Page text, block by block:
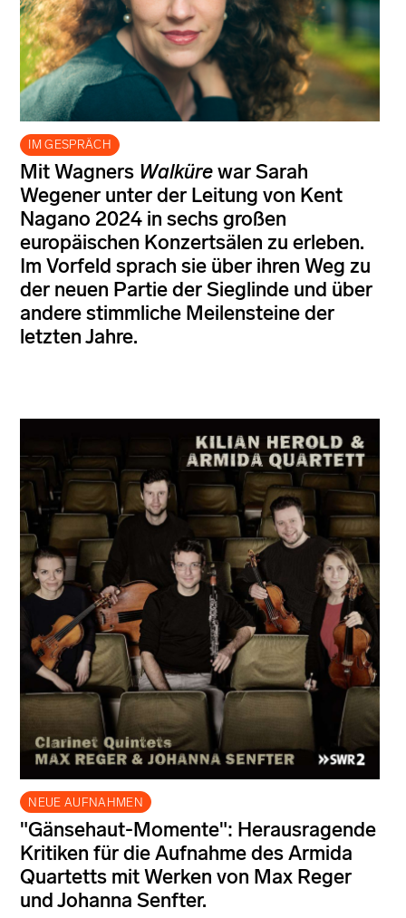
IM GESPRÄCH
Mit Wagners Walkürewar Sarah
Wegener unter der Leitung von Kent
Nagano 2024 in sechs großen
europäischen Konzertsälen zu erleben.
Im Vorfeld sprach sie über ihren Weg zu
der neuen Partie der Sieglinde und über
andere stimmliche Meilensteine der
letzten Jahre.
NEUE AUFNAHMEN
"Gänsehaut-Momente": Herausragende
Kritiken für die Aufnahme des Armida
Quartetts mit Werken von Max Reger
und Johanna Senfter.